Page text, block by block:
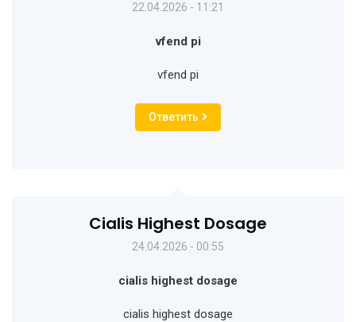
22.04.2026 - 11:21
vfend pi
vfend pi
Ответить
Cialis Highest Dosage
24.04.2026 - 00:55
cialis highest dosage
cialis highest dosage